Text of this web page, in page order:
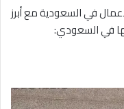
في السعودية مع أبرز
في السعودي: